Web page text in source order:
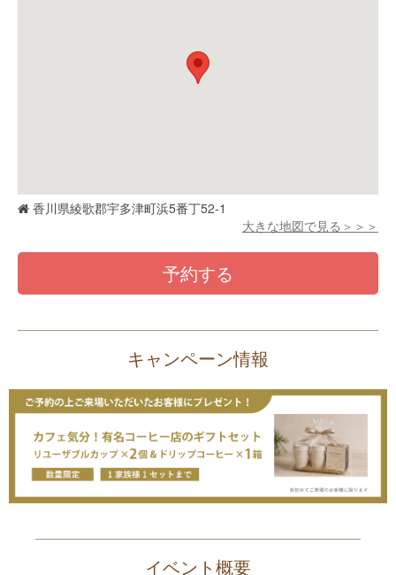
香川県綾歌郡宇多津町浜5番丁52-1
大きな地図で見る＞＞＞
予約する
キャンペーン情報
イベント概要